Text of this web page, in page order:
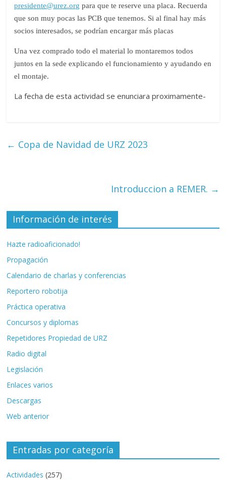
presidente@urez.org para que te reserve una placa. Recuerda
que son muy pocas las PCB que tenemos. Si al final hay más
socios interesados, se podrían encargar más placas
Una vez comprado todo el material lo montaremos todos
juntos en la sede explicando el funcionamiento y ayudando en
el montaje.
La fecha de esta actividad se enunciara proximamente-
← Copa de Navidad de URZ 2023
Introduccion a REMER. →
Información de interés
Hazte radioaficionado!
Propagación
Calendario de charlas y conferencias
Reportero robotija
Práctica operativa
Concursos y diplomas
Repetidores Propiedad de URZ
Radio digital
Legislación
Enlaces varios
Descargas
Web anterior
Entradas por categoría
Actividades (257)